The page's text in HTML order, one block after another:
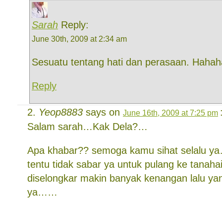
Sarah Reply:
June 30th, 2009 at 2:34 am
Sesuatu tentang hati dan perasaan.
Reply
Yeop8883 says on June 16th, 2009 at 7:25 pm
Salam sarah…Kak Dela?…
Apa khabar?? semoga kamu sihat selalu
tentu tidak sabar ya untuk pulang ke
diselongkar makin banyak kenangan lalu
ya……